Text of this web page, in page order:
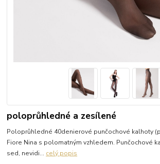
poloprůhledné a zesílené
Poloprůhledné 40denierové punčochové kalhoty
Fiore Nina s polomatným vzhledem. Punčochové
sed, nevidi... celý popis